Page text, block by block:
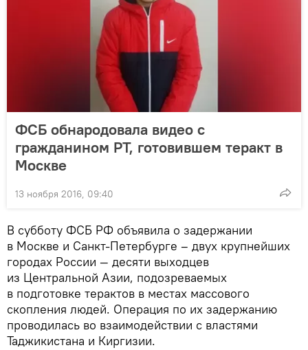
ФСБ обнародовала видео с
гражданином РТ, готовившем теракт в
Москве
13 ноября 2016, 09:40
В субботу ФСБ РФ объявила о задержании
в Москве и Санкт-Петербурге – двух крупнейших
городах России — десяти выходцев
из Центральной Азии, подозреваемых
в подготовке терактов в местах массового
скопления людей. Операция по их задержанию
проводилась во взаимодействии с властями
Таджикистана и Киргизии.